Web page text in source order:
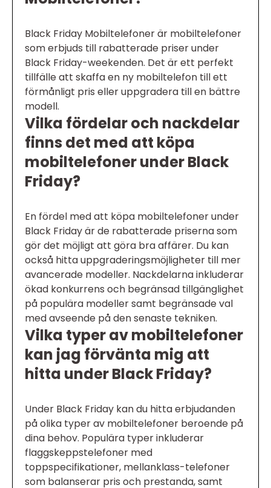
Black Friday Mobiltelefoner är mobiltelefoner
som erbjuds till rabatterade priser under
Black Friday-weekenden. Det är ett perfekt
tillfälle att skaffa en ny mobiltelefon till ett
förmånligt pris eller uppgradera till en bättre
modell.
Vilka fördelar och nackdelar
finns det med att köpa
mobiltelefoner under Black
Friday?
En fördel med att köpa mobiltelefoner under
Black Friday är de rabatterade priserna som
gör det möjligt att göra bra affärer. Du kan
också hitta uppgraderingsmöjligheter till mer
avancerade modeller. Nackdelarna inkluderar
ökad konkurrens och begränsad tillgänglighet
på populära modeller samt begränsade val
med avseende på den senaste tekniken.
Vilka typer av mobiltelefoner
kan jag förvänta mig att
hitta under Black Friday?
Under Black Friday kan du hitta erbjudanden
på olika typer av mobiltelefoner beroende på
dina behov. Populära typer inkluderar
flaggskeppstelefoner med
toppspecifikationer, mellanklass-telefoner
som balanserar pris och prestanda, samt